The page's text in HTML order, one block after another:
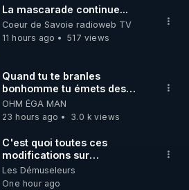
SUR ODYSEE
sont aussi sur la
PRÉSENTIEL
La mascarade continue...
Coeur de Savoie radioweb TV
11 hours ago
517 views
Quand tu te branles
bonhomme tu émets des
ondes ils ont juste omis de
t'expliquer
OHM ÉGA MAN
23 hours ago
3.0 k views
C'est quoi toutes ces
modifications sur
CROWDBUNKER ? A peine
un mois avant le début de la
Les Démuseleurs
One hour ago